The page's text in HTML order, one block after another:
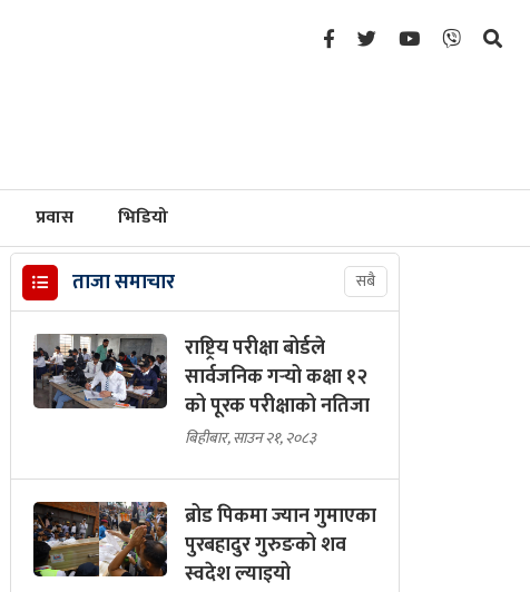
प्रवास भिडियो
ताजा समाचार सबै
राष्ट्रिय परीक्षा बोर्डले
सार्वजनिक गर्‍यो कक्षा १२
को पूरक परीक्षाको नतिजा
बिहीबार, साउन २१, २०८३
ब्रोड पिकमा ज्यान गुमाएका
पुरबहादुर गुरुङको शव
स्वदेश ल्याइयो